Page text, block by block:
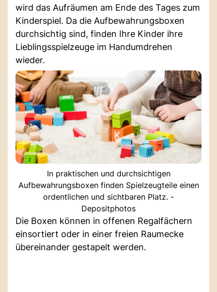
wird das Aufräumen am Ende des Tages zum
Kinderspiel. Da die Aufbewahrungsboxen
durchsichtig sind, finden Ihre Kinder ihre
Lieblingsspielzeuge im Handumdrehen
wieder.
In praktischen und durchsichtigen
Aufbewahrungsboxen finden Spielzeugteile einen
ordentlichen und sichtbaren Platz. -
Depositphotos
Die Boxen können in offenen Regalfächern
einsortiert oder in einer freien Raumecke
übereinander gestapelt werden.